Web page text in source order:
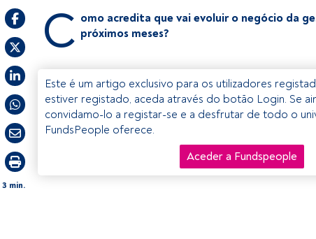
3 min.
C omo acredita que vai evoluir o negócio da
próximos meses?
Este é um artigo exclusivo para os utilizadores
estiver registado, aceda através do botão Login. Se
convidamo-lo a registar-se e a desfrutar de todo o
FundsPeople oferece.
Aceder a Fundspeople